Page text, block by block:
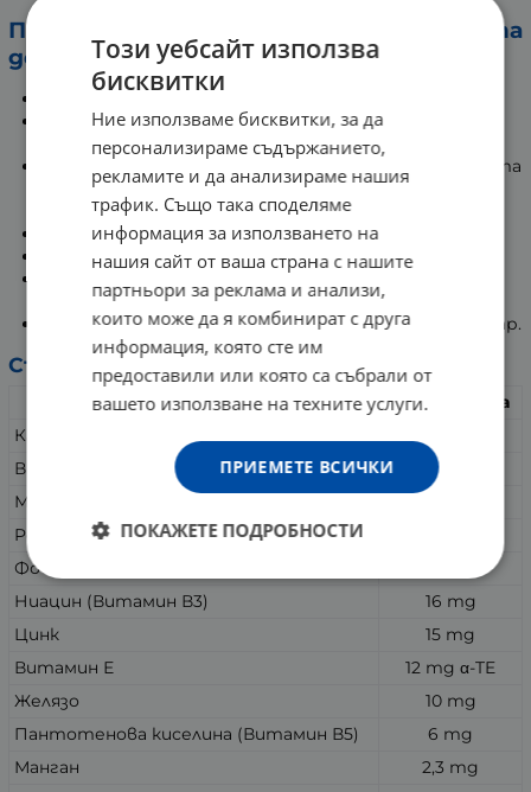
Ползи от приема на хранителната
добавка:
Поддържа баланса на организма и стимулира
естествения имунитет.
Спомага за правилното функциониране на нервната
система, здравето на сърцето, зрението,
костите и ставите.
Предпазва клетките от оксидативният стрес.
Подкрепя клетъчните метаболитни процеси.
Подпомага естественото протичане на всички
биохимични процеси в организма.
Намалява ендрогените и нивата на кръвната захар.
Състав:
Съдържание
в 1 таблетка
Калций
Витамин С
100
Магнезий
Peonia lactiflora
Фосфор
Ниацин (Витамин В3)
16 mg
Цинк
15 mg
Витамин Е
12 mg α-TE
Желязо
10 mg
Пантотенова киселина (Витамин В5)
6 mg
Манган
2,3 mg
Този уебсайт използва
бисквитки
Ние използваме бисквитки, за да
персонализираме съдържанието,
рекламите и да анализираме нашия
трафик. Също така споделяме
информация за използването на
нашия сайт от ваша страна с нашите
партньори за реклама и анализи,
които може да я комбинират с друга
информация, която сте им
предоставили или която са събрали от
вашето използване на техните услуги.
ПРИЕМЕТЕ ВСИЧКИ
ПОКАЖЕТЕ ПОДРОБНОСТИ